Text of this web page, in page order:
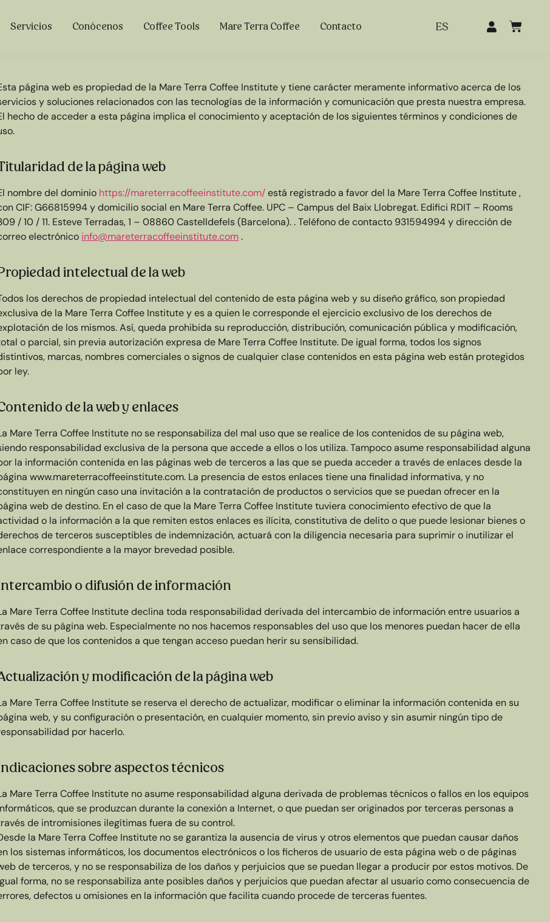
Servicios Conócenos Coffee Tools Mare Terra Coffee Contacto ES
página web es propiedad de la Mare Terra Coffee Institute y tiene carácter meramente informativo acerca de los
y soluciones relacionados con las tecnologías de la información y comunicación que presta nuestra empresa.
hecho de acceder a esta página implica el conocimiento y aceptación de los siguientes términos y condiciones de
de la página web
nombre del dominio https://mareterracoffeeinstitute.com/está registrado a favor del la Mare Terra Coffee Institute ,
CIF: G66815994 y domicilio social en Mare Terra Coffee. UPC – Campus del Baix Llobregat. Edifici RDIT – Rooms
/ 10 / 11. Esteve Terradas, 1 – 08860 Castelldefels (Barcelona). . Teléfono de contacto 931594994 y dirección de
electrónico info@mareterracoffeeinstitute.com.
intelectual de la web
los derechos de propiedad intelectual del contenido de esta página web y su diseño gráfico, son propiedad
de la Mare Terra Coffee Institute y es a quien le corresponde el ejercicio exclusivo de los derechos de
de los mismos. Así, queda prohibida su reproducción, distribución, comunicación pública y modificación,
o parcial, sin previa autorización expresa de Mare Terra Coffee Institute. De igual forma, todos los signos
marcas, nombres comerciales o signos de cualquier clase contenidos en esta página web están protegidos
ley.
de la web y enlaces
Mare Terra Coffee Institute no se responsabiliza del mal uso que se realice de los contenidos de su página web,
responsabilidad exclusiva de la persona que accede a ellos o los utiliza. Tampoco asume responsabilidad alguna
la información contenida en las páginas web de terceros a las que se pueda acceder a través de enlaces desde la
www.mareterracoffeeinstitute.com. La presencia de estos enlaces tiene una finalidad informativa, y no
en ningún caso una invitación a la contratación de productos o servicios que se puedan ofrecer en la
web de destino. En el caso de que la Mare Terra Coffee Institute tuviera conocimiento efectivo de que la
o la información a la que remiten estos enlaces es ilícita, constitutiva de delito o que puede lesionar bienes o
de terceros susceptibles de indemnización, actuará con la diligencia necesaria para suprimir o inutilizar el
correspondiente a la mayor brevedad posible.
o difusión de información
Mare Terra Coffee Institute declina toda responsabilidad derivada del intercambio de información entre usuarios a
de su página web. Especialmente no nos hacemos responsables del uso que los menores puedan hacer de ella
caso de que los contenidos a que tengan acceso puedan herir su sensibilidad.
y modificación de la página web
Mare Terra Coffee Institute se reserva el derecho de actualizar, modificar o eliminar la información contenida en su
web, y su configuración o presentación, en cualquier momento, sin previo aviso y sin asumir ningún tipo de
por hacerlo.
sobre aspectos técnicos
Mare Terra Coffee Institute no asume responsabilidad alguna derivada de problemas técnicos o fallos en los equipos
que se produzcan durante la conexión a Internet, o que puedan ser originados por terceras personas a
de intromisiones ilegítimas fuera de su control.
la Mare Terra Coffee Institute no se garantiza la ausencia de virus y otros elementos que puedan causar daños
los sistemas informáticos, los documentos electrónicos o los ficheros de usuario de esta página web o de páginas
de terceros, y no se responsabiliza de los daños y perjuicios que se puedan llegar a producir por estos motivos. De
forma, no se responsabiliza ante posibles daños y perjuicios que puedan afectar al usuario como consecuencia de
defectos u omisiones en la información que facilita cuando procede de terceras fuentes.